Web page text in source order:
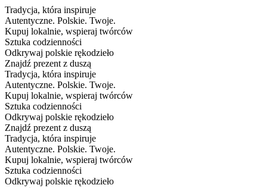
Tradycja, która inspiruje
Autentyczne. Polskie. Twoje.
Kupuj lokalnie, wspieraj twórców
Sztuka codzienności
Odkrywaj polskie rękodzieło
Znajdź prezent z duszą
Tradycja, która inspiruje
Autentyczne. Polskie. Twoje.
Kupuj lokalnie, wspieraj twórców
Sztuka codzienności
Odkrywaj polskie rękodzieło
Znajdź prezent z duszą
Tradycja, która inspiruje
Autentyczne. Polskie. Twoje.
Kupuj lokalnie, wspieraj twórców
Sztuka codzienności
Odkrywaj polskie rękodzieło